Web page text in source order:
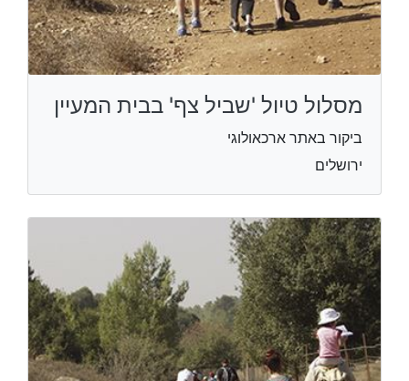
מסלול טיול 'שביל צף' בבית המעיין
ביקור באתר ארכאולוגי
ירושלים